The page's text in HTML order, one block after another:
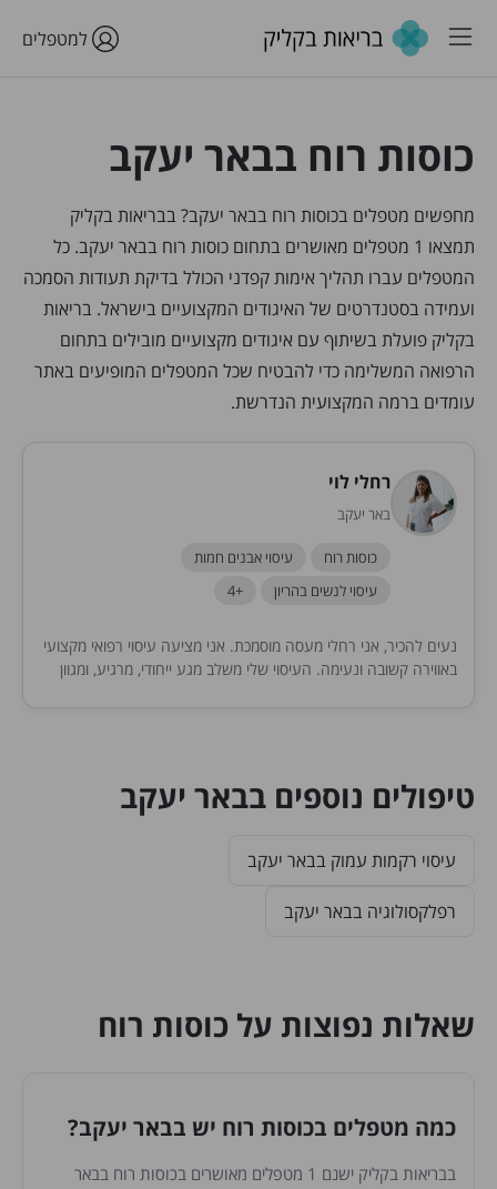
למטפלים
כוסות רוח בבאר יעקב
מחפשים מטפלים בכוסות רוח בבאר יעקב? בבריאות בקליק
תמצאו 1 מטפלים מאושרים בתחום כוסות רוח בבאר יעקב. כל
המטפלים עברו תהליך אימות קפדני הכולל בדיקת תעודות הסמכה
ועמידה בסטנדרטים של האיגודים המקצועיים בישראל. בריאות
בקליק פועלת בשיתוף עם איגודים מקצועיים מובילים בתחום
הרפואה המשלימה כדי להבטיח שכל המטפלים המופיעים באתר
עומדים ברמה המקצועית הנדרשת.
רחלי לוי
באר יעקב
כוסות רוח
עיסוי אבנים חמות
עיסוי לנשים בהריון
+4
נעים להכיר, אני רחלי מעסה מוסמכת. אני מציעה עיסוי רפואי מקצועי
באווירה קשובה ונעימה. העיסוי שלי משלב מגע ייחודי, מרגיע, ומגוון
טיפולים נוספים בבאר יעקב
עיסוי רקמות עמוק בבאר יעקב
רפלקסולוגיה בבאר יעקב
שאלות נפוצות על כוסות רוח
כמה מטפלים בכוסות רוח יש בבאר יעקב?
בבריאות בקליק ישנם 1 מטפלים מאושרים בכוסות רוח בבאר